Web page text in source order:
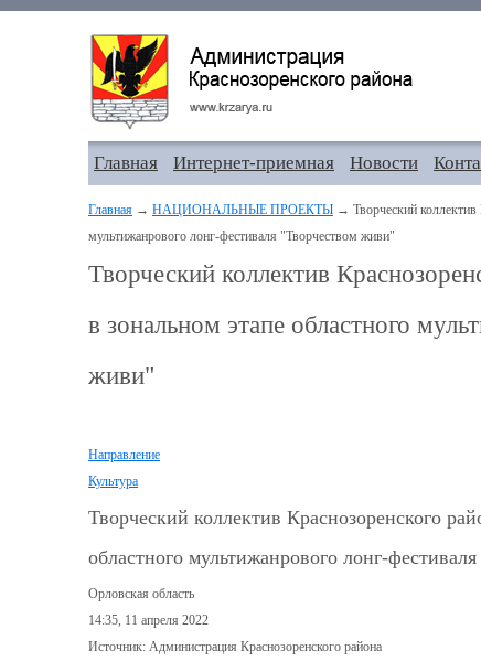
Главная Интернет-приемная Новости
Главная → НАЦИОНАЛЬНЫЕ ПРОЕКТЫ → Творческий коллектив
мультижанрового лонг-фестиваля "Творчеством живи"
Творческий коллектив
в зональном этапе областного
живи"
Направление
Культура
Творческий коллектив Краснозоренского
областного мультижанрового лонг-
Орловская область
14:35, 11 апреля 2022
Источник: Администрация Краснозоренского района